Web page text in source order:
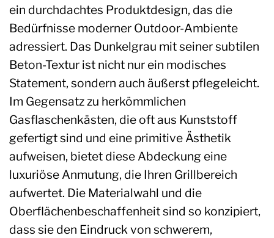
ein durchdachtes Produktdesign, das die
Bedürfnisse moderner Outdoor-Ambiente
adressiert. Das Dunkelgrau mit seiner subtilen
Beton-Textur ist nicht nur ein modisches
Statement, sondern auch äußerst pflegeleicht.
Im Gegensatz zu herkömmlichen
Gasflaschenkästen, die oft aus Kunststoff
gefertigt sind und eine primitive Ästhetik
aufweisen, bietet diese Abdeckung eine
luxuriöse Anmutung, die Ihren Grillbereich
aufwertet. Die Materialwahl und die
Oberflächenbeschaffenheit sind so konzipiert,
dass sie den Eindruck von schwerem,